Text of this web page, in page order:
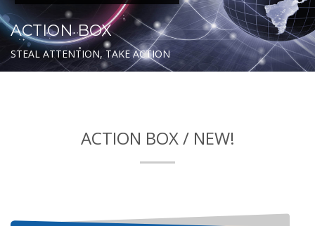
ACTION BOX
STEAL ATTENTION, TAKE ACTION
ACTION BOX / NEW!